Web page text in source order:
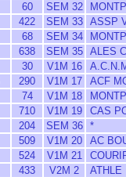
60 SEM 32
422 SEM 33
ASSP
68 SEM 34
638 SEM 35
ALES
30 V1M 16
290 V1M 17
ACF
74 V1M 18
710 V1M 19
CAS
204 SEM 36
*
509 V1M 20
AC
524 V1M 21
433 V2M 2
ATHLE